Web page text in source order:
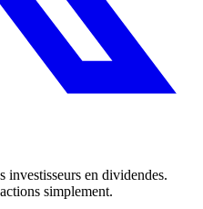
investisseurs en dividendes.
simplement.